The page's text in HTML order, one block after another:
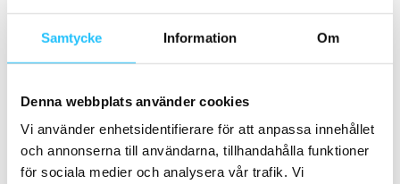
Samtycke Information Om
Denna webbplats använder cookies
Vi använder enhetsidentifierare för att anpassa innehållet
och annonserna till användarna, tillhandahålla funktioner
för sociala medier och analysera vår trafik. Vi